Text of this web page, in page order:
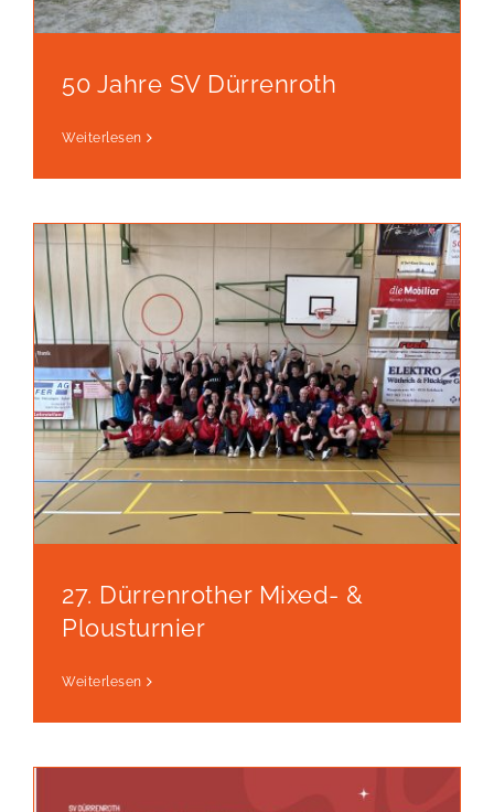
50 Jahre SV Dürrenroth
Weiterlesen
27. Dürrenrother Mixed- &
Plousturnier
Weiterlesen